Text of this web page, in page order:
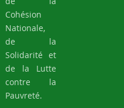
de la
Solidarité et
de la Lutte
contre la
Pauvreté.